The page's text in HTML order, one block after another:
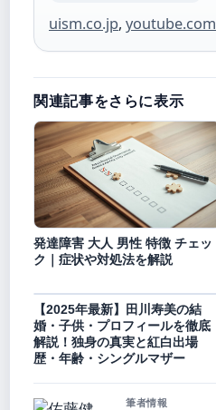
uism.co.jp, youtube.com
関連記事をさらに表示
発達障害 大人 男性 特徴 チェッ
ク｜症状や対処法を解説
【2025年最新】田川寿美の結
婚・子供・プロフィールを徹底
解説！独身の真実と紅白出場
歴・年齢・シングルマザー
筆者情報